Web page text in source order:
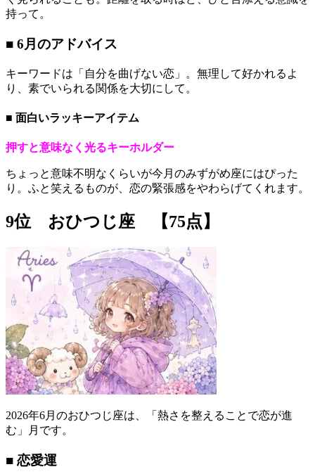
持って。
■ 6月のアドバイス
キーワードは「自分を曲げない恋」。無理して好かれるよ
り、素でいられる関係を大切にして。
■ 面白いラッキーアイテム
押すと意味なく光るキーホルダー
ちょっと意味不明なくらいが今月のみずがめ座にはぴった
り。ふと笑えるものが、恋の緊張感をやわらげてくれます。
9位 おひつじ座 【75点】
2026年6月のおひつじ座は、「熱さを整えることで恋が進
む」月です。
■ 恋愛運